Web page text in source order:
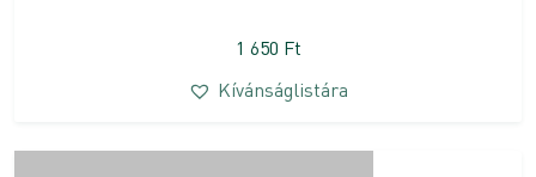
1 650 Ft
Kívánságlistára